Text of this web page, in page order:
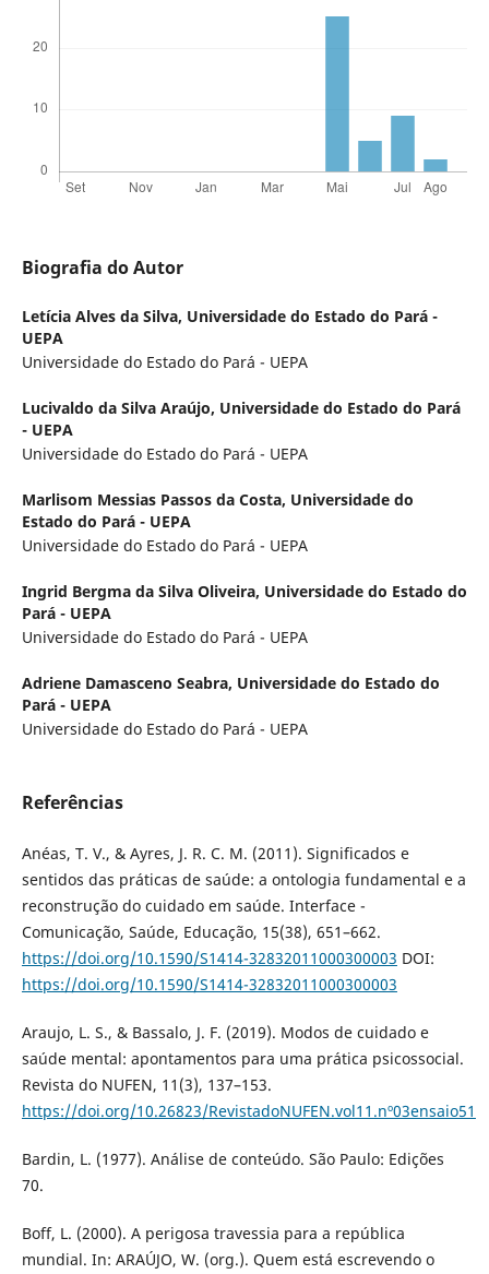
Biografia do Autor
Letícia Alves da Silva, Universidade do Estado do Pará -
UEPA
Universidade do Estado do Pará - UEPA
Lucivaldo da Silva Araújo, Universidade do Estado do Pará
- UEPA
Universidade do Estado do Pará - UEPA
Marlisom Messias Passos da Costa, Universidade do
Estado do Pará - UEPA
Universidade do Estado do Pará - UEPA
Ingrid Bergma da Silva Oliveira, Universidade do Estado do
Pará - UEPA
Universidade do Estado do Pará - UEPA
Adriene Damasceno Seabra, Universidade do Estado do
Pará - UEPA
Universidade do Estado do Pará - UEPA
Referências
Anéas, T. V., & Ayres, J. R. C. M. (2011). Significados e
sentidos das práticas de saúde: a ontologia fundamental e a
reconstrução do cuidado em saúde. Interface -
Comunicação, Saúde, Educação, 15(38), 651–662.
https://doi.org/10.1590/S1414-32832011000300003 DOI:
https://doi.org/10.1590/S1414-32832011000300003
Araujo, L. S., & Bassalo, J. F. (2019). Modos de cuidado e
saúde mental: apontamentos para uma prática psicossocial.
Revista do NUFEN, 11(3), 137–153.
https://doi.org/10.26823/RevistadoNUFEN.vol11.nº03ensaio51
Bardin, L. (1977). Análise de conteúdo. São Paulo: Edições
70.
Boff, L. (2000). A perigosa travessia para a república
mundial. In: ARAÚJO, W. (org.). Quem está escrevendo o